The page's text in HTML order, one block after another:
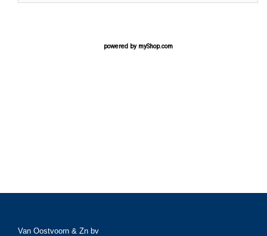
powered by myShop.com
Van Oostvoorn & Zn bv